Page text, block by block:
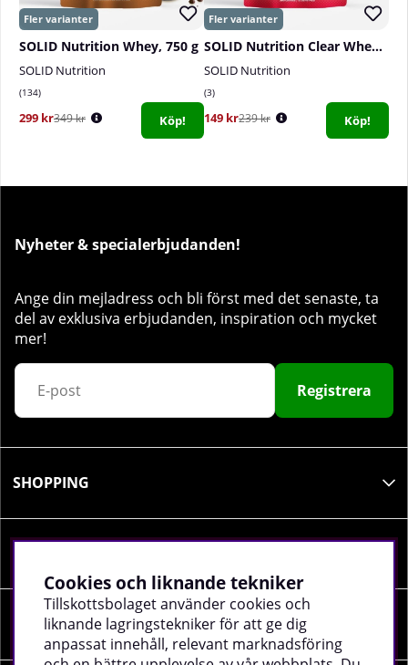
SOLID Nutrition Whey, 750 g
SOLID Nutrition
134
299 kr349 kr Köp!
SOLID Nutrition Clear Whey, 300 g
SOLID Nutrition
3
149 kr239 kr Köp!
Nyheter & specialerbjudanden!
Ange din mejladress och bli först med det senaste, ta
del av exklusiva erbjudanden, inspiration och mycket
mer!
Registrera
SHOPPING
SOCIALA MEDIER
Cookies och liknande tekniker
Tillskottsbolaget använder cookies och
liknande lagringstekniker för att ge dig
anpassat innehåll, relevant marknadsföring